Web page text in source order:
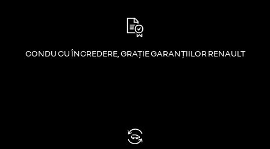
CONDU CU ÎNCREDERE, GRAȚIE GARANȚIILOR RENAULT